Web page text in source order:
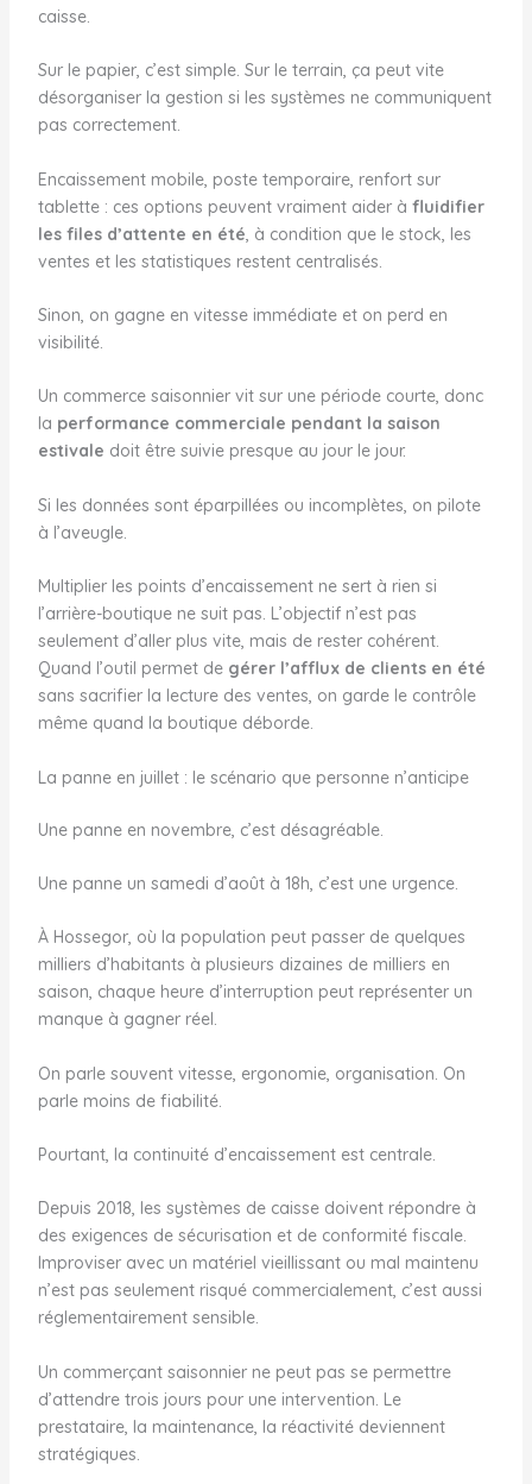
caisse.
Sur le papier, c’est simple. Sur le terrain, ça peut vite
désorganiser la gestion si les systèmes ne communiquent
pas correctement.
Encaissement mobile, poste temporaire, renfort sur
tablette : ces options peuvent vraiment aider à fluidifier
les files d’attente en été , à condition que le stock, les
ventes et les statistiques restent centralisés.
Sinon, on gagne en vitesse immédiate et on perd en
visibilité.
Un commerce saisonnier vit sur une période courte, donc
la performance commerciale pendant la saison
estivale doit être suivie presque au jour le jour.
Si les données sont éparpillées ou incomplètes, on pilote
à l’aveugle.
Multiplier les points d’encaissement ne sert à rien si
l’arrière-boutique ne suit pas. L’objectif n’est pas
seulement d’aller plus vite, mais de rester cohérent.
Quand l’outil permet de gérer l’afflux de clients en été
sans sacrifier la lecture des ventes, on garde le contrôle
même quand la boutique déborde.
La panne en juillet : le scénario que personne n’anticipe
Une panne en novembre, c’est désagréable.
Une panne un samedi d’août à 18h, c’est une urgence.
À Hossegor, où la population peut passer de quelques
milliers d’habitants à plusieurs dizaines de milliers en
saison, chaque heure d’interruption peut représenter un
manque à gagner réel.
On parle souvent vitesse, ergonomie, organisation. On
parle moins de fiabilité.
Pourtant, la continuité d’encaissement est centrale.
Depuis 2018, les systèmes de caisse doivent répondre à
des exigences de sécurisation et de conformité fiscale.
Improviser avec un matériel vieillissant ou mal maintenu
n’est pas seulement risqué commercialement, c’est aussi
réglementairement sensible.
Un commerçant saisonnier ne peut pas se permettre
d’attendre trois jours pour une intervention. Le
prestataire, la maintenance, la réactivité deviennent
stratégiques.